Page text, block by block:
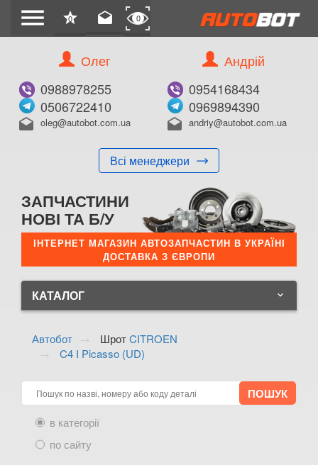
menu star
0 drafts 0
Олег
0988978255
0506722410
drafts oleg@autobot.com.ua
Всі менеджери
Андрій
0954168434
0969894390
drafts andriy@autobot.com.ua
ЗАПЧАСТИНИ
НОВІ ТА Б/У
ІНТЕРНЕТ МАГАЗИН АВТОЗАПЧАСТИН В УКРАЇНІ
ДОСТАВКА З ЄВРОПИ
КАТАЛОГ keyboard_arrow_down
AUDI
BMW keyboard_arrow_down
CITROEN
Berlingo II (B9)
Автобот ШротCITROEN
C4 I Picasso (UD)
в категорії
по сайту